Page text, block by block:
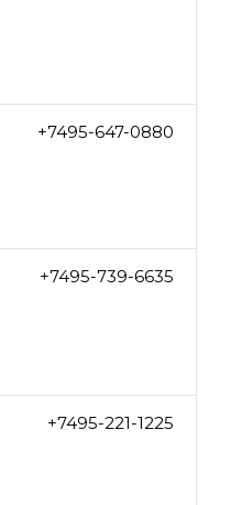
+7495-647-0880
+7495-739-6635
+7495-221-1225